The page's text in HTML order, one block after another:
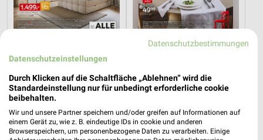
56,9 km
Schlafzimmer Spezial
56,9 km
XXXLutz XXXLutz
Datenschutzbestimmungen
Datenschutzeinstellungen
Durch Klicken auf die Schaltfläche „Ablehnen“ wird die
Standardeinstellung nur für unbedingt erforderliche cookie
beibehalten.
Wir und unsere Partner speichern und/oder greifen auf Informationen auf
einem Gerät zu, wie z. B. eindeutige IDs in cookie und anderen
Browserspeichern, um personenbezogene Daten zu verarbeiten. Einige